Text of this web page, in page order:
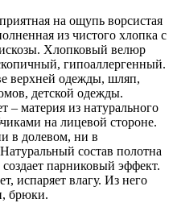
на ощупь ворсистая
из чистого хлопка с
Хлопковый велюр
гипоаллергенный.
верхней одежды, шляп,
детской одежды.
– материя из натурального
на лицевой стороне.
в долевом, ни в
состав полотна
парниковый эффект.
испаряет влагу. Из него
брюки.